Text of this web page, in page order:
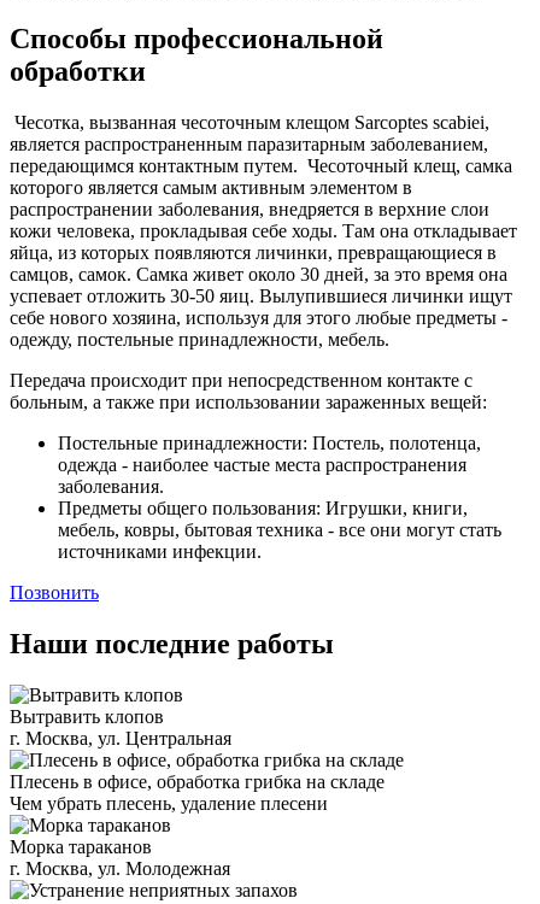
Способы профессиональной
обработки
Чесотка, вызванная чесоточным клещом Sarcoptes scabiei,
является распространенным паразитарным заболеванием,
передающимся контактным путем. Чесоточный клещ, самка
которого является самым активным элементом в
распространении заболевания, внедряется в верхние слои
кожи человека, прокладывая себе ходы. Там она откладывает
яйца, из которых появляются личинки, превращающиеся в
самцов, самок. Самка живет около 30 дней, за это время она
успевает отложить 30-50 яиц. Вылупившиеся личинки ищут
себе нового хозяина, используя для этого любые предметы -
одежду, постельные принадлежности, мебель.
Передача происходит при непосредственном контакте с
больным, а также при использовании зараженных вещей:
Постельные принадлежности: Постель, полотенца,
одежда - наиболее частые места распространения
заболевания.
Предметы общего пользования: Игрушки, книги,
мебель, ковры, бытовая техника - все они могут стать
источниками инфекции.
Позвонить
Наши последние работы
Вытравить клопов
г. Москва, ул. Центральная
Плесень в офисе, обработка грибка на складе
Чем убрать плесень, удаление плесени
Морка тараканов
г. Москва, ул. Молодежная